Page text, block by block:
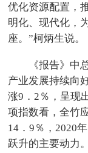
优化资源配置，
明化、现代化，
座。”柯炳生说。
《报告》中
产业发展持续向
涨9．2％，呈现
项指数看，全竹
14．9％，2020
跃升的主要动力。